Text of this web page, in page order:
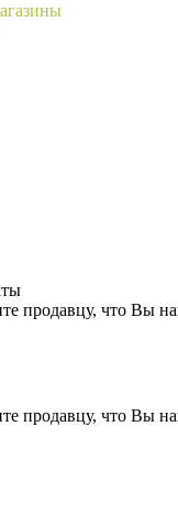
продавцу, что Вы
продавцу, что Вы